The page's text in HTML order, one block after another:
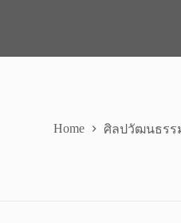
Home ศิลปวัฒนธรร